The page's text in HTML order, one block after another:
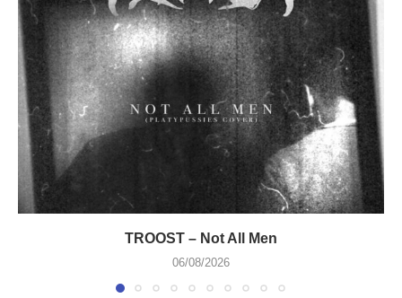
TROOST – Not All Men
06/08/2026